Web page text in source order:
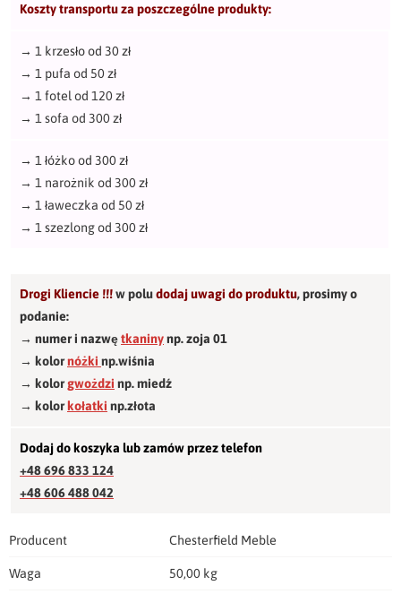
Koszty transportu za poszczególne produkty:
→ 1 krzesło od 30 zł
→ 1 pufa od 50 zł
→ 1 fotel od 120 zł
→ 1 sofa od 300 zł
→ 1 łóżko od 300 zł
→ 1 narożnik od 300 zł
→ 1 ławeczka od 50 zł
→ 1 szezlong od 300 zł
Drogi Kliencie !!!w poludodaj uwagi do produktu,prosimy o
podanie:
→ numer i nazwętkaninynp. zoja 01
→ kolornóżki np.wiśnia
→ kolorgwożdzi np. miedź
→ kolorkołatki np.złota
Dodaj do koszyka lub zamów przez telefon
+48 696 833 124
+48 606 488 042
Producent Chesterfield Meble
Waga 50,00 kg